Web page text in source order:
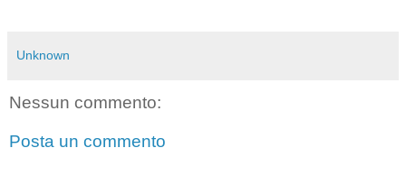
Unknown
Nessun commento:
Posta un commento